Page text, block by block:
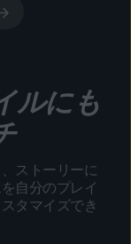
ルにも
ストーリーに
自分のプレイ
タマイズでき